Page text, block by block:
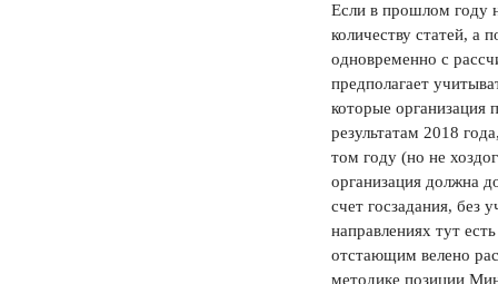
Если в прошлом году
количеству статей,
одновременно с
предполагает
которые организация
результатам 2018
том году (но не
организация должна
счет госзадания, без
направлениях тут
отстающим велено
методике позиции